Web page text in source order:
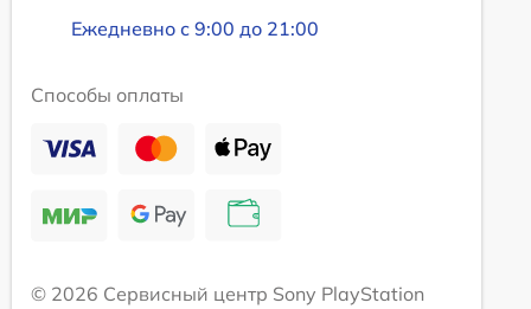
Ежедневно с 9:00 до 21:00
Способы оплаты
© 2026 Сервисный центр Sony PlayStation